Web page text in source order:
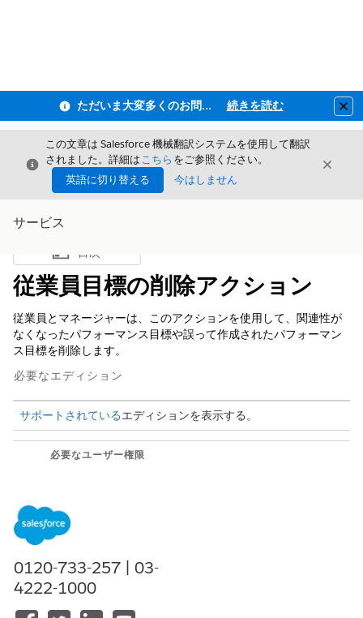
ただいま大変多くのお問い合わせをいただいており、ご連絡までにお時間を頂戴しております 続きを読む
閉じる
この文章は Salesforce 機械翻訳システムを使用して翻訳
されました。詳細はこちら をご参照ください。
英語に切り替える
今はしません
閉じる
サービス
目次を表示
目次
従業員目標の削除アクション
従業員とマネージャーは、このアクションを使用して、関連性が
なくなったパフォーマンス目標や誤って作成されたパフォーマン
ス目標を削除します。
必要なエディション
サポートされているエディションを表示する。
必要なユーザー権限
0120-733-257 | 03-
4222-1000